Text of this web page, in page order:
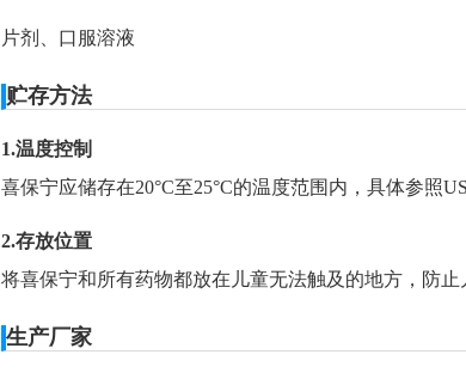
片剂、口服溶液
贮存方法
1.温度控制
喜保宁应储存在20°C至25°C的温度范围内，具体参照
2.存放位置
将喜保宁和所有药物都放在儿童无法触及的地方，防止
生产厂家